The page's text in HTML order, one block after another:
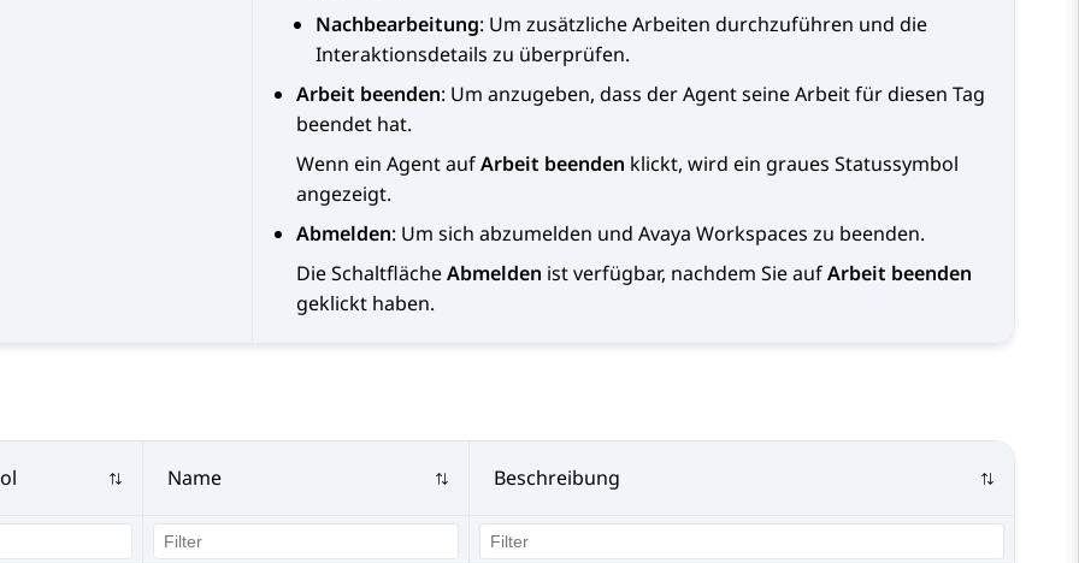
Nachbearbeitung: Um zusätzliche Arbeiten durchzuführen und die
Interaktionsdetails zu überprüfen.
Arbeit beenden: Um anzugeben, dass der Agent seine Arbeit für diesen Tag
beendet hat.
Wenn ein Agent aufArbeit beenden klickt, wird ein graues Statussymbol
angezeigt.
Abmelden: Um sich abzumelden und Avaya Workspaces zu beenden.
Die SchaltflächeAbmelden ist verfügbar, nachdem Sie aufArbeit beenden
geklickt haben.
Name Beschreibung